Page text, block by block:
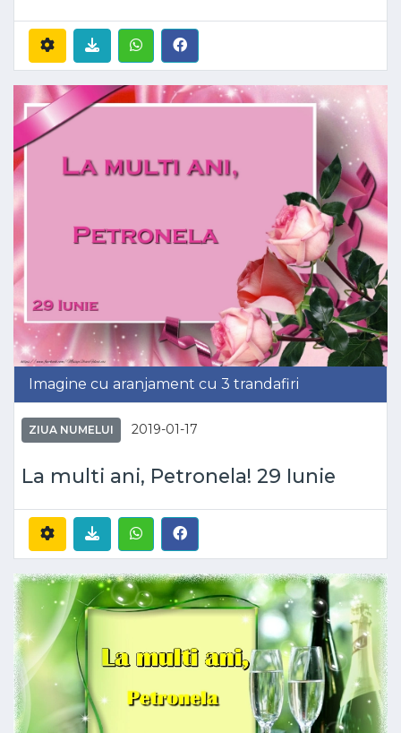
Imagine cu aranjament cu 3 trandafiri
ZIUA NUMELUI 2019-01-17
La multi ani, Petronela! 29 Iunie